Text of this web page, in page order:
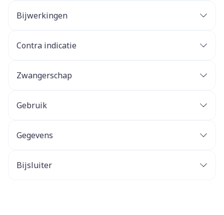
Bijwerkingen
Contra indicatie
Zwangerschap
Gebruik
Gegevens
Bijsluiter